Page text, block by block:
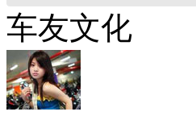
车友文化